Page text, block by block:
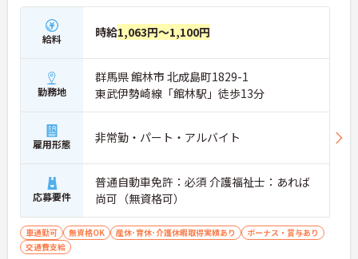
給料 時給1,063円～1,100円
勤務地
群馬県 館林市 北成島町1829-1
東武伊勢崎線「館林駅」徒歩13分
雇用形態 非常勤・パート・アルバイト
応募要件
普通自動車免許：必須 介護福祉士：あれば
尚可（無資格可）
車通勤可 無資格OK 産休･育休･介護休暇取得実績あり
ボーナス・賞与あり
交通費支給